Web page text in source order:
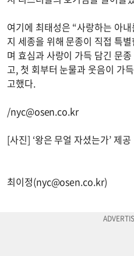
여기에 최태성은 “사랑하는 아
지 세종을 위해 문종이 직접 특
며 효심과 사랑이 가득 담긴 문
고, 첫 회부터 눈물과 웃음이 가
고했다.
/nyc@osen.co.kr
[사진] ‘왕은 무얼 자셨는가’ 제공
최이정(nyc@osen.co.kr)